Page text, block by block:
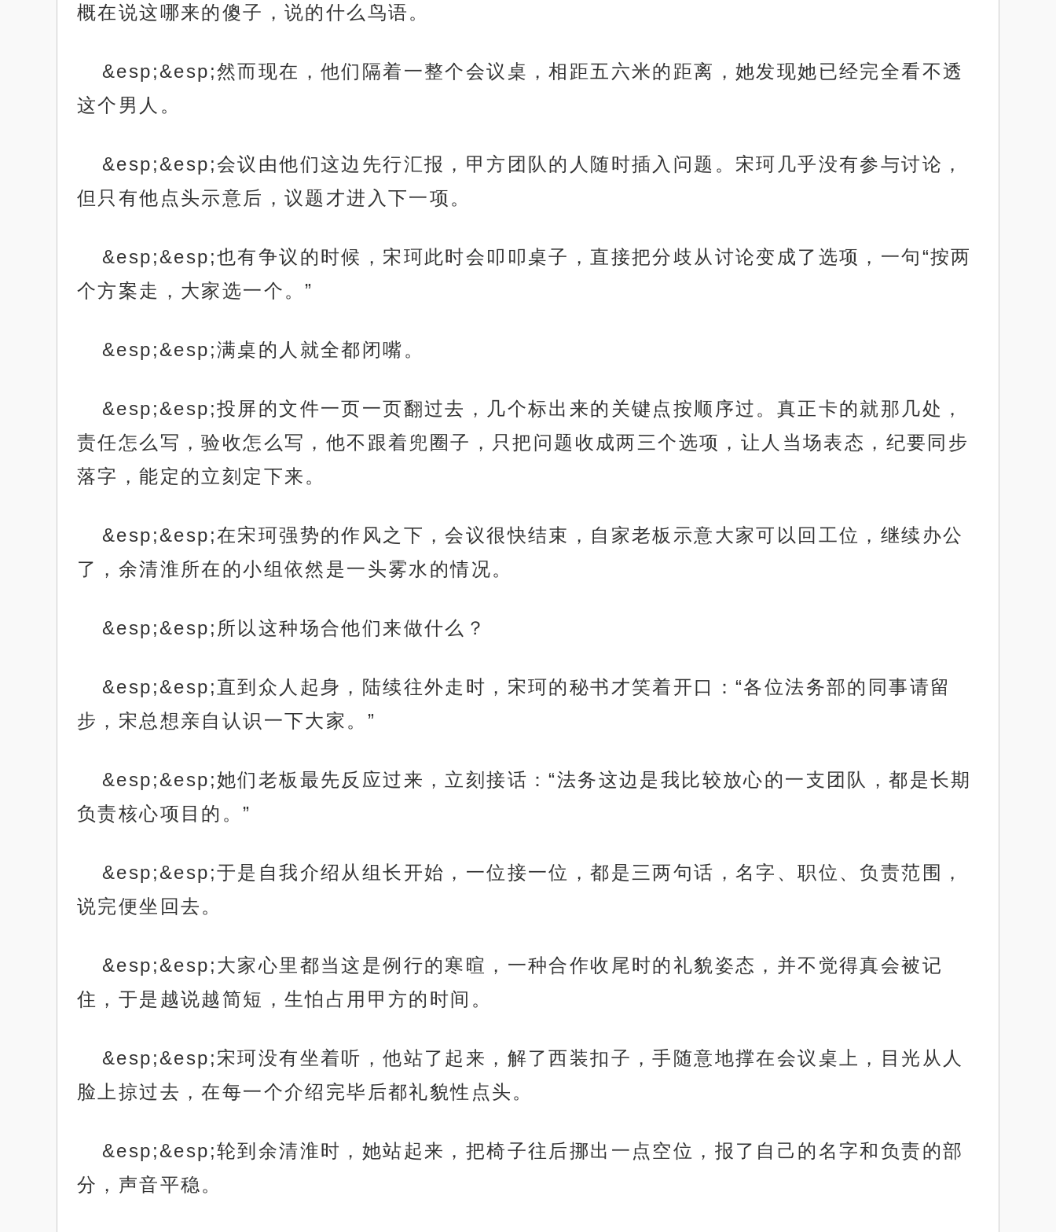
概在说这哪来的傻子，说的什么鸟语。
&esp;&esp;然而现在，他们隔着一整个会议桌，相距五六米的距离，她发现她已经完全看不透
这个男人。
&esp;&esp;会议由他们这边先行汇报，甲方团队的人随时插入问题。宋珂几乎没有参与讨论，
但只有他点头示意后，议题才进入下一项。
&esp;&esp;也有争议的时候，宋珂此时会叩叩桌子，直接把分歧从讨论变成了选项，一句“按两
个方案走，大家选一个。”
&esp;&esp;满桌的人就全都闭嘴。
&esp;&esp;投屏的文件一页一页翻过去，几个标出来的关键点按顺序过。真正卡的就那几处，
责任怎么写，验收怎么写，他不跟着兜圈子，只把问题收成两三个选项，让人当场表态，纪要同步
落字，能定的立刻定下来。
&esp;&esp;在宋珂强势的作风之下，会议很快结束，自家老板示意大家可以回工位，继续办公
了，余清淮所在的小组依然是一头雾水的情况。
&esp;&esp;所以这种场合他们来做什么？
&esp;&esp;直到众人起身，陆续往外走时，宋珂的秘书才笑着开口：“各位法务部的同事请留
步，宋总想亲自认识一下大家。”
&esp;&esp;她们老板最先反应过来，立刻接话：“法务这边是我比较放心的一支团队，都是长期
负责核心项目的。”
&esp;&esp;于是自我介绍从组长开始，一位接一位，都是三两句话，名字、职位、负责范围，
说完便坐回去。
&esp;&esp;大家心里都当这是例行的寒暄，一种合作收尾时的礼貌姿态，并不觉得真会被记
住，于是越说越简短，生怕占用甲方的时间。
&esp;&esp;宋珂没有坐着听，他站了起来，解了西装扣子，手随意地撑在会议桌上，目光从人
脸上掠过去，在每一个介绍完毕后都礼貌性点头。
&esp;&esp;轮到余清淮时，她站起来，把椅子往后挪出一点空位，报了自己的名字和负责的部
分，声音平稳。